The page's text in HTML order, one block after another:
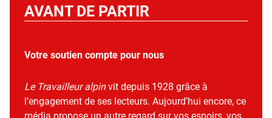
AVANT DE PARTIR
Votre soutien compte pour nous
Le Travailleur alpinvit depuis 1928 grâce à
l’engagement de ses lecteurs. Aujourd’hui encore, ce
média propose un autre regard sur vos espoirs, vos